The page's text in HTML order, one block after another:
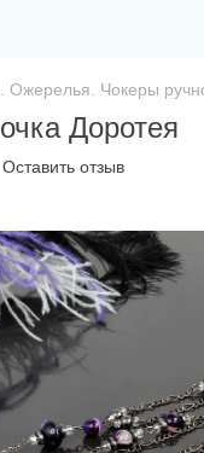
Ожерелья. Чокеры
Доротея
Оставить отзыв